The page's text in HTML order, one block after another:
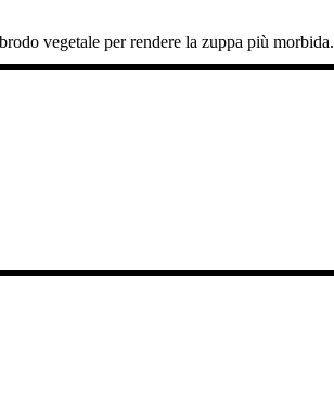
vegetale per rendere la zuppa più morbida.